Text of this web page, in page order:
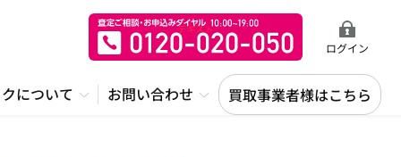
ログイン
について お問い合わせ 買取事業者様はこちら